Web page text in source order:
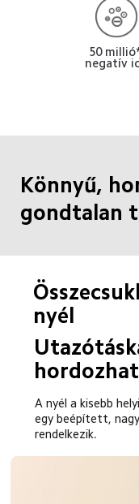
50
negatív
Könnyű,
gondtalan
nyél
A nyél a kisebb
egy beépített,
rendelkezik.